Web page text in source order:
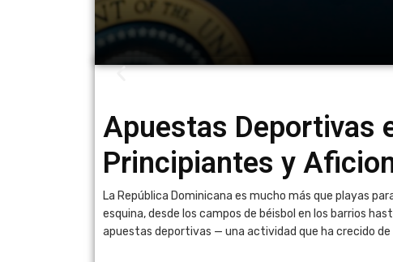
Apuestas Deportivas
Principiantes y
La República Dominicana es mucho más que playas
esquina, desde los campos de béisbol en los barrios
apuestas deportivas — una actividad que ha crecido